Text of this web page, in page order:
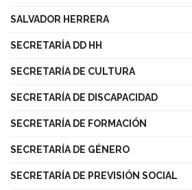
SALVADOR HERRERA
SECRETARÍA DD HH
SECRETARÍA DE CULTURA
SECRETARÍA DE DISCAPACIDAD
SECRETARÍA DE FORMACIÓN
SECRETARÍA DE GÉNERO
SECRETARÍA DE PREVISIÓN SOCIAL